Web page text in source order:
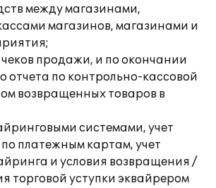
между магазинами,
магазинов, магазинами и
продажи, и по окончании
отчета по контрольно-кассовой
возвращенных товаров в
системами, учет
платежным картам, учет
и условия возвращения /
торговой уступки эквайрером